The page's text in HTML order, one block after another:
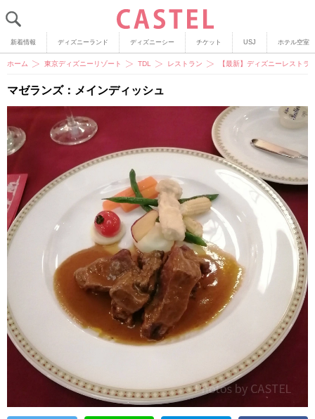
新着情報 ディズニーランド ディズニーシー チケット USJ ホテル空室
ホーム 東京ディズニーリゾート TDL レストラン 【最新】ディズニーレスト
マゼランズ：メインディッシュ